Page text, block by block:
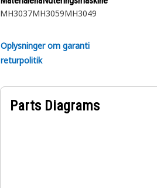
MH3037MH3059MH3049
Oplysninger om garanti
returpolitik
Parts Diagrams